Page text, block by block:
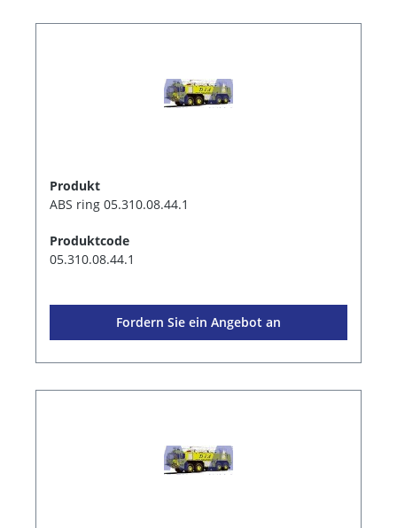
Produkt
ABS ring 05.310.08.44.1
Produktcode
05.310.08.44.1
Fordern Sie ein Angebot an